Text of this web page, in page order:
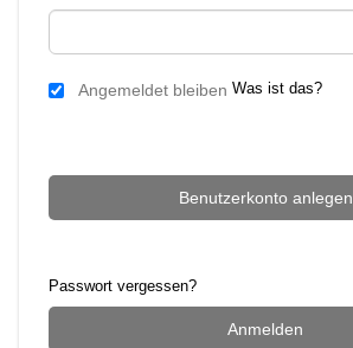
Angemeldet bleiben Was ist das?
Benutzerkonto anlegen
Passwort vergessen?
Anmelden